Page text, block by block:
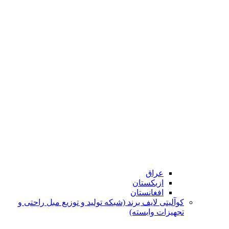
عراق
ازبکستان
افغانستان
کوآلیتی لایف برند (شبکه تولید و توزیع مبل راحتی و
تجهیزات وابسته)